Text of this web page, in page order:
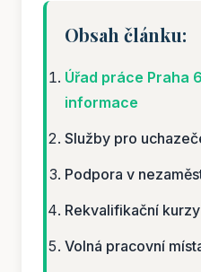
Obsah článku:
Úřad práce Praha
informace
Služby pro
Podpora v
Rekvalifikační
Volná pracovní